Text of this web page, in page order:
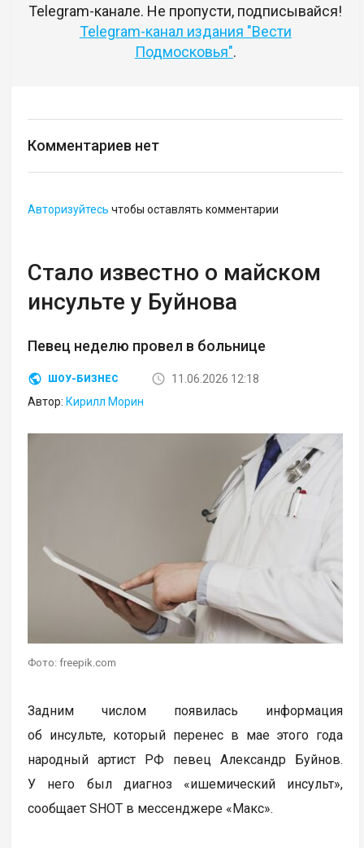
Telegram-канале. Не пропусти, подписывайся!
Telegram-канал издания "Вести
Подмосковья".
Комментариев нет
Авторизуйтесь чтобы оставлять комментарии
Стало известно о майском
инсульте у Буйнова
Певец неделю провел в больнице
ШОУ-БИЗНЕС
11.06.2026 12:18
Автор: Кирилл Морин
Фото: freepik.com
Задним числом появилась информация
об инсульте, который перенес в мае этого года
народный артист РФ певец Александр Буйнов.
У него был диагноз «ишемический инсульт»,
сообщает SHOT в мессенджере «Макс».